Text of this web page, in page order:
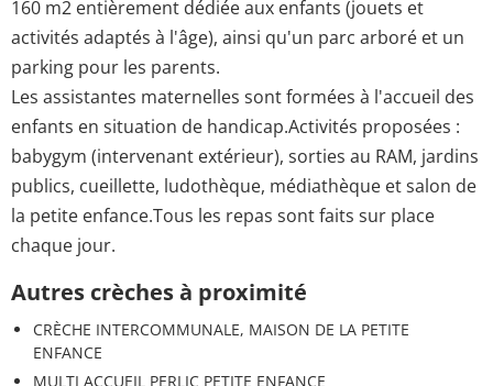
160 m2 entièrement dédiée aux enfants (jouets et
activités adaptés à l'âge), ainsi qu'un parc arboré et un
parking pour les parents.
Les assistantes maternelles sont formées à l'accueil des
enfants en situation de handicap.Activités proposées :
babygym (intervenant extérieur), sorties au RAM, jardins
publics, cueillette, ludothèque, médiathèque et salon de
la petite enfance.Tous les repas sont faits sur place
chaque jour.
Autres crèches à proximité
CRÈCHE INTERCOMMUNALE, MAISON DE LA PETITE
ENFANCE
MULTI ACCUEIL PERLIC PETITE ENFANCE